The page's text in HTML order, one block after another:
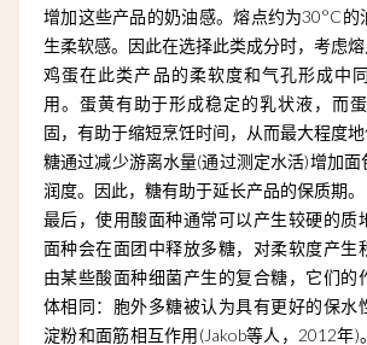
增加这些产品的奶油感。熔点约为30°C的
生柔软感。因此在选择此类成分时，考虑熔
鸡蛋在此类产品的柔软度和气孔形成中
用。蛋黄有助于形成稳定的乳状液，而
固，有助于缩短烹饪时间，从而最大程度地
糖通过减少游离水量(通过测定水活)增加面
润度。因此，糖有助于延长产品的保质期。
最后，使用酸面种通常可以产生较硬的质
面种会在面团中释放多糖，对柔软度产生
由某些酸面种细菌产生的复合糖，它们的
体相同：胞外多糖被认为具有更好的保水
淀粉和面筋相互作用(Jakob等人，2012年)